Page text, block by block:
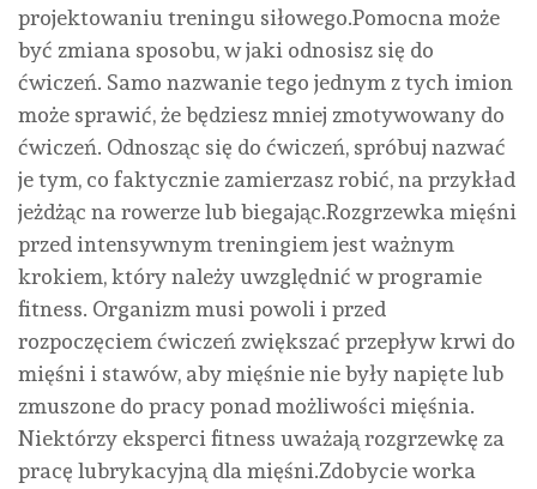
projektowaniu treningu siłowego.Pomocna może
być zmiana sposobu, w jaki odnosisz się do
ćwiczeń. Samo nazwanie tego jednym z tych imion
może sprawić, że będziesz mniej zmotywowany do
ćwiczeń. Odnosząc się do ćwiczeń, spróbuj nazwać
je tym, co faktycznie zamierzasz robić, na przykład
jeżdżąc na rowerze lub biegając.Rozgrzewka mięśni
przed intensywnym treningiem jest ważnym
krokiem, który należy uwzględnić w programie
fitness. Organizm musi powoli i przed
rozpoczęciem ćwiczeń zwiększać przepływ krwi do
mięśni i stawów, aby mięśnie nie były napięte lub
zmuszone do pracy ponad możliwości mięśnia.
Niektórzy eksperci fitness uważają rozgrzewkę za
pracę lubrykacyjną dla mięśni.Zdobycie worka